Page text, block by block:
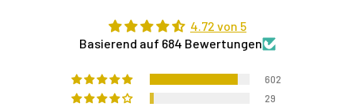
4.72 von 5
Basierend auf 684 Bewertungen
602
29